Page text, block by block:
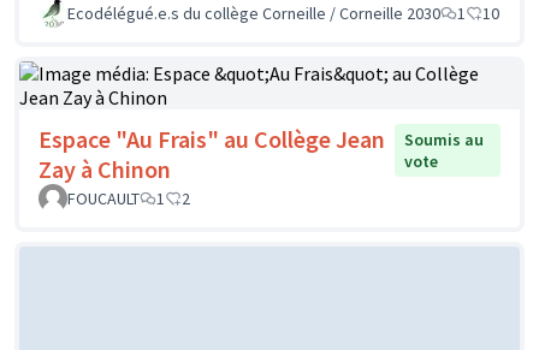
Ecodélégué.e.s du collège Corneille / Corneille 2030 1 10
Espace "Au Frais" au Collège Jean
Zay à Chinon
Soumis au
vote
FOUCAULT
1 2